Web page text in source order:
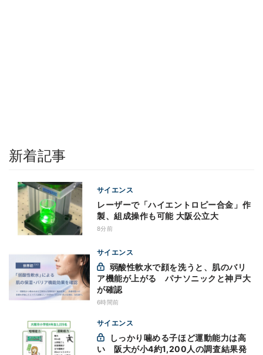
新着記事
サイエンス
レーザーで「ハイエントロピー合金」作
製、組成操作も可能 大阪公立大
8分前
サイエンス
ア機能が上がる パナソニックと神戸大
が確認
6時間前
サイエンス
い 阪大が小4約1,200人の調査結果発